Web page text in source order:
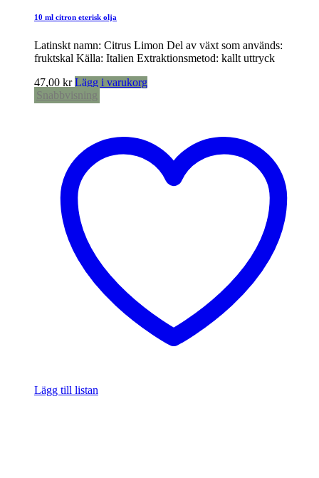
10 ml citron eterisk olja
Latinskt namn: Citrus Limon Del av växt som används:
fruktskal Källa: Italien Extraktionsmetod: kallt uttryck
47,00 kr Lägg i varukorg
Snabbvisning
Lägg till listan